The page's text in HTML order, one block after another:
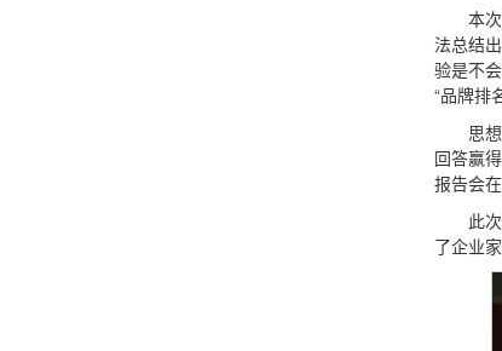
本
法总结
验是不
“品牌排
思
回答赢
报告会
此
了企业